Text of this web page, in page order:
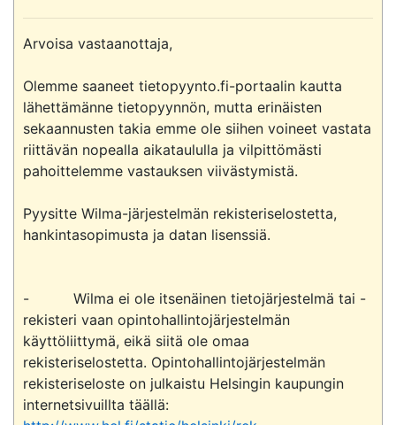
Arvoisa vastaanottaja,
Olemme saaneet tietopyynto.fi-portaalin kautta
lähettämänne tietopyynnön, mutta erinäisten
sekaannusten takia emme ole siihen voineet vastata
riittävän nopealla aikataululla ja vilpittömästi
pahoittelemme vastauksen viivästymistä.
Pyysitte Wilma-järjestelmän rekisteriselostetta,
hankintasopimusta ja datan lisenssiä.
-          Wilma ei ole itsenäinen tietojärjestelmä tai -
rekisteri vaan opintohallintojärjestelmän
käyttöliittymä, eikä siitä ole omaa
rekisteriselostetta. Opintohallintojärjestelmän
rekisteriseloste on julkaistu Helsingin kaupungin